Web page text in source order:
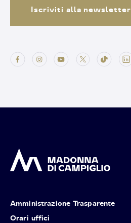
Iscriviti alla newsletter
Amministrazione Trasparente
Orari uffici